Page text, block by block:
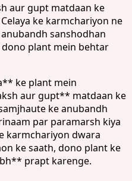
aur gupt matdaan ke
ke karmchariyon ne
sanshodhan
plant mein behtar
ke plant mein
aur gupt** matdaan ke
ke anubandh
par paramarsh kiya
karmchariyon dwara
ke saath, dono plant ke
prapt karenge.